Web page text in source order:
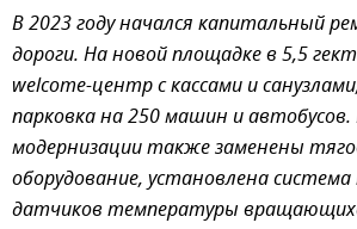
В 2023 году начался капитальный
дороги. На новой площадке в 5,5
welcome-центр с кассами и
парковка на 250 машин и
модернизации также заменены
оборудование, установлена
датчиков температуры